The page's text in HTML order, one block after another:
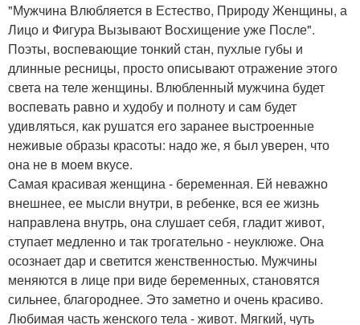
"Мужчина Влюбляется в Естество, Природу Женщины, а
Лицо и Фигура Вызывают Восхищение уже После".
Поэты, воспевающие тонкий стан, пухлые губы и
длинные ресницы, просто описывают отражение этого
света на теле женщины. Влюбленный мужчина будет
воспевать равно и худобу и полноту и сам будет
удивляться, как рушатся его заранее выстроенные
неживые образы красоты: надо же, я был уверен, что
она не в моем вкусе.
Самая красивая женщина - беременная. Ей неважно
внешнее, ее мысли внутри, в ребенке, вся ее жизнь
направлена внутрь, она слушает себя, гладит живот,
ступает медленно и так трогательно - неуклюже. Она
осознает дар и светится женственностью. Мужчины
меняются в лице при виде беременных, становятся
сильнее, благороднее. Это заметно и очень красиво.
Любимая часть женского тела - живот. Мягкий, чуть